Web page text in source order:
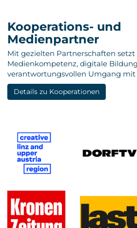
Kooperations- und
Medienpartner
Mit gezielten Partnerschaften
Medienkompetenz, digitale
verantwortungsvollen Umgang mit
Details zu Kooperationen